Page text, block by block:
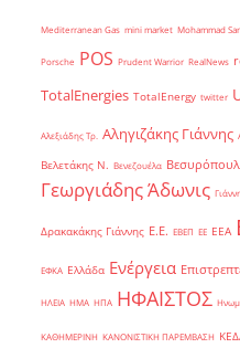
Mediterranean Gas mini market Mohammad
Porsche POS Prudent Warrior RealNews
TotalEnergies TotalEnergy twitter
Αλεξιάδης Τρ. Αληγιζάκης Γιάννης
Βελετάκης Ν. Βενεζουέλα
Γεωργιάδης Άδωνις
Δρακακάκης Γιάννης Ε.Ε. ΕΒΕΠ ΕΕ ΕΕΑ
ΕΦΚΑ Ελλάδα Ενέργεια
ΗΛΕΙΑ ΗΜΑ ΗΠΑ ΗΦΑΙΣΤΟΣ
ΚΑΘΗΜΕΡΙΝΗ ΚΑΝΟΝΙΣΤΙΚΗ ΠΑΡΕΜΒΑΣΗ